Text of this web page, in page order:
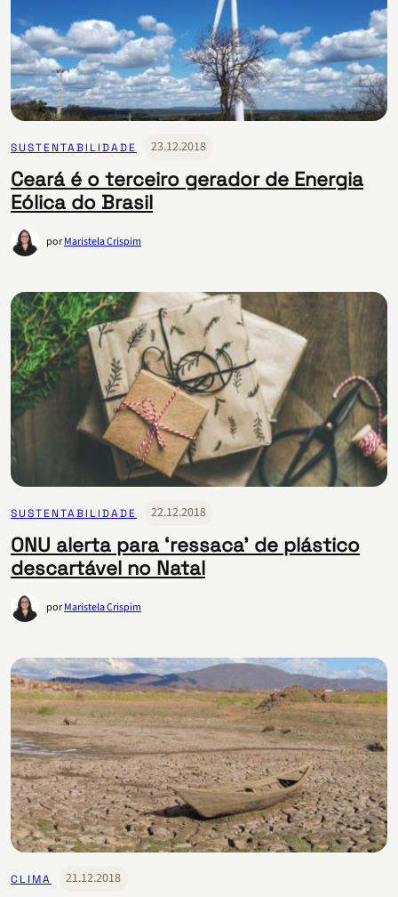
SUSTENTABILIDADE 23.12.2018
Ceará é o terceiro gerador de Energia
Eólica do Brasil
porMaristela Crispim
SUSTENTABILIDADE 22.12.2018
ONU alerta para ‘ressaca’ de plástico
descartável no Natal
porMaristela Crispim
CLIMA 21.12.2018